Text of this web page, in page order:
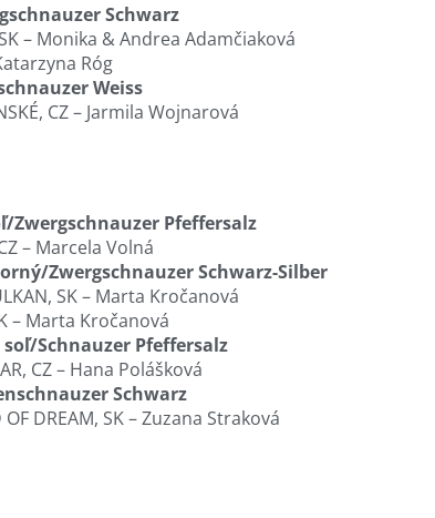
Schwarz
– Monika & Andrea Adamčiaková
Róg
Weiss
CZ – Jarmila Wojnarová
Zwergschnauzer Pfeffersalz
– Marcela Volná
Zwergschnauzer Schwarz-Silber
SK – Marta Kročanová
– Marta Kročanová
Schnauzer Pfeffersalz
CZ – Hana Polášková
Schwarz
OF DREAM, SK – Zuzana Straková